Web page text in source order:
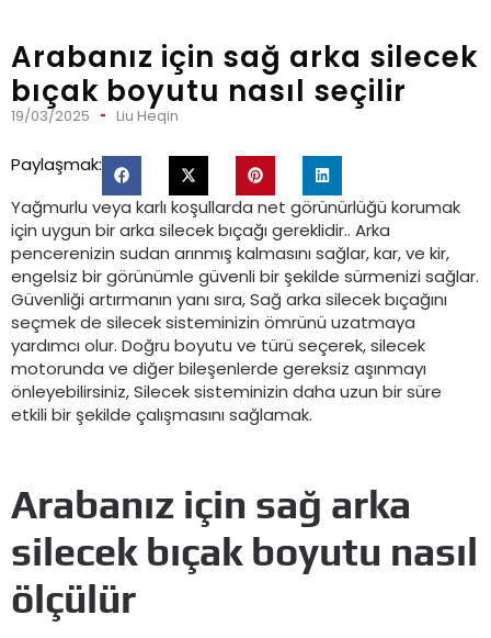
Arabanız için sağ arka silecek
bıçak boyutu nasıl seçilir
19/03/2025 Liu Heqin
Paylaşmak:
Yağmurlu veya karlı koşullarda net görünürlüğü korumak
için uygun bir arka silecek bıçağı gereklidir.. Arka
pencerenizin sudan arınmış kalmasını sağlar, kar, ve kir,
engelsiz bir görünümle güvenli bir şekilde sürmenizi sağlar.
Güvenliği artırmanın yanı sıra, Sağ arka silecek bıçağını
seçmek de silecek sisteminizin ömrünü uzatmaya
yardımcı olur. Doğru boyutu ve türü seçerek, silecek
motorunda ve diğer bileşenlerde gereksiz aşınmayı
önleyebilirsiniz, Silecek sisteminizin daha uzun bir süre
etkili bir şekilde çalışmasını sağlamak.
Arabanız için sağ arka
silecek bıçak boyutu nasıl
ölçülür